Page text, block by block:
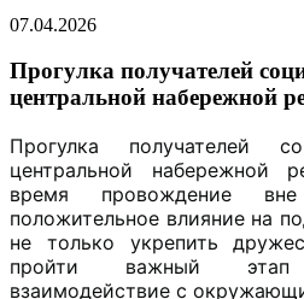
07.04.2026
Прогулка получателей
центральной набережной
Прогулка получателей
центральной набережной
время провождение
положительное влияние на
не только укрепить
пройти важный
взаимодействие с